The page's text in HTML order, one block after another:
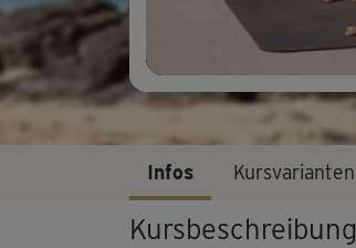
Infos Kursvarianten
Kursbeschreibung